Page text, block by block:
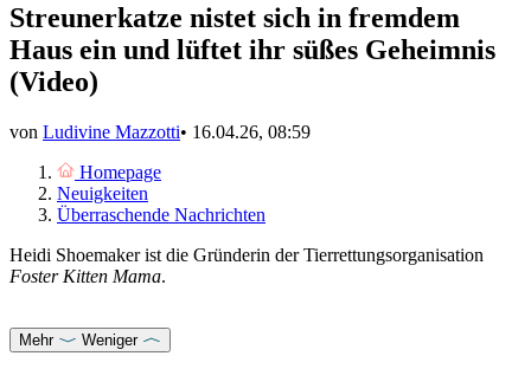
Streunerkatze nistet sich in fremdem
Haus ein und lüftet ihr süßes Geheimnis
(Video)
von Ludivine Mazzotti• 16.04.26, 08:59
Homepage
Neuigkeiten
Überraschende Nachrichten
Heidi Shoemaker ist die Gründerin der Tierrettungsorganisation
Foster Kitten Mama.
Mehr Weniger